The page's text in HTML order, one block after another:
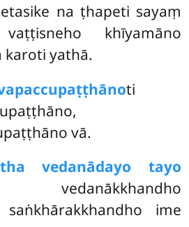
na ṭhapeti sayaṃ
khīyamāno
karoti yathā.
ti
vā.
vedanādayo tayo
saṅkhārakkhandho ime